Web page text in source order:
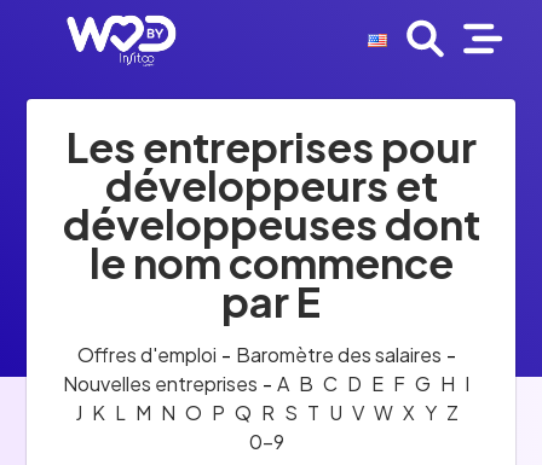
Les entreprises pour
développeurs et
développeuses dont
le nom commence
par E
Offres d'emploi - Baromètre des salaires -
Nouvelles entreprises - A B C D E F G H I
J K L M N O P Q R S T U V W X Y Z
0-9